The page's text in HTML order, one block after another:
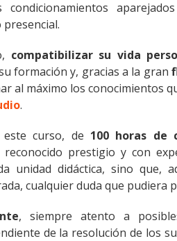
compatibilizar su vida
formación y, gracias a la gran
al máximo los conocimientos
.
curso, de 100 horas de
reconocido prestigio y con
unidad didáctica, sino que,
cualquier duda que pudiera
, siempre atento a
de la resolución de los